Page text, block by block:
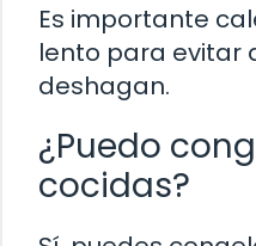
Es importante
lento para evitar
deshagan.
¿Puedo
cocidas?